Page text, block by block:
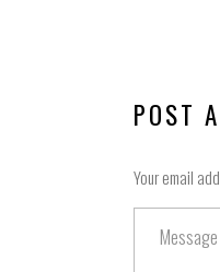
POST
Your email